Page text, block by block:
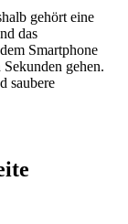
gehört eine
das
Smartphone
gehen.
saubere